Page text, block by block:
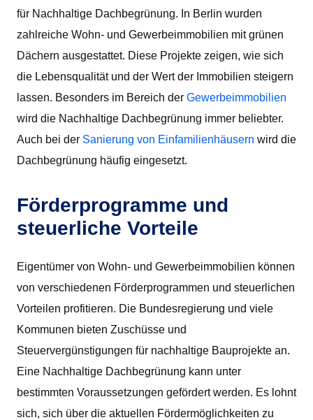
für Nachhaltige Dachbegrünung. In Berlin wurden
zahlreiche Wohn- und Gewerbeimmobilien mit grünen
Dächern ausgestattet. Diese Projekte zeigen, wie sich
die Lebensqualität und der Wert der Immobilien steigern
lassen. Besonders im Bereich der Gewerbeimmobilien
wird die Nachhaltige Dachbegrünung immer beliebter.
Auch bei der Sanierung von Einfamilienhäusern wird die
Dachbegrünung häufig eingesetzt.
Förderprogramme und
steuerliche Vorteile
Eigentümer von Wohn- und Gewerbeimmobilien können
von verschiedenen Förderprogrammen und steuerlichen
Vorteilen profitieren. Die Bundesregierung und viele
Kommunen bieten Zuschüsse und
Steuervergünstigungen für nachhaltige Bauprojekte an.
Eine Nachhaltige Dachbegrünung kann unter
bestimmten Voraussetzungen gefördert werden. Es lohnt
sich, sich über die aktuellen Fördermöglichkeiten zu